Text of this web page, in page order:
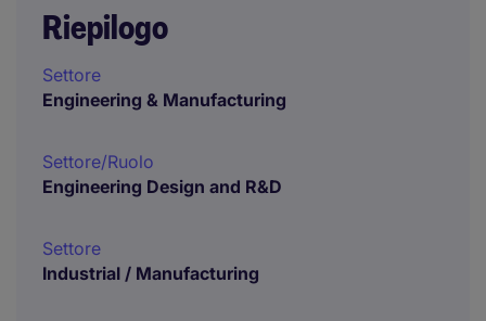
Riepilogo
Settore
Engineering & Manufacturing
Settore/Ruolo
Engineering Design and R&D
Settore
Industrial / Manufacturing